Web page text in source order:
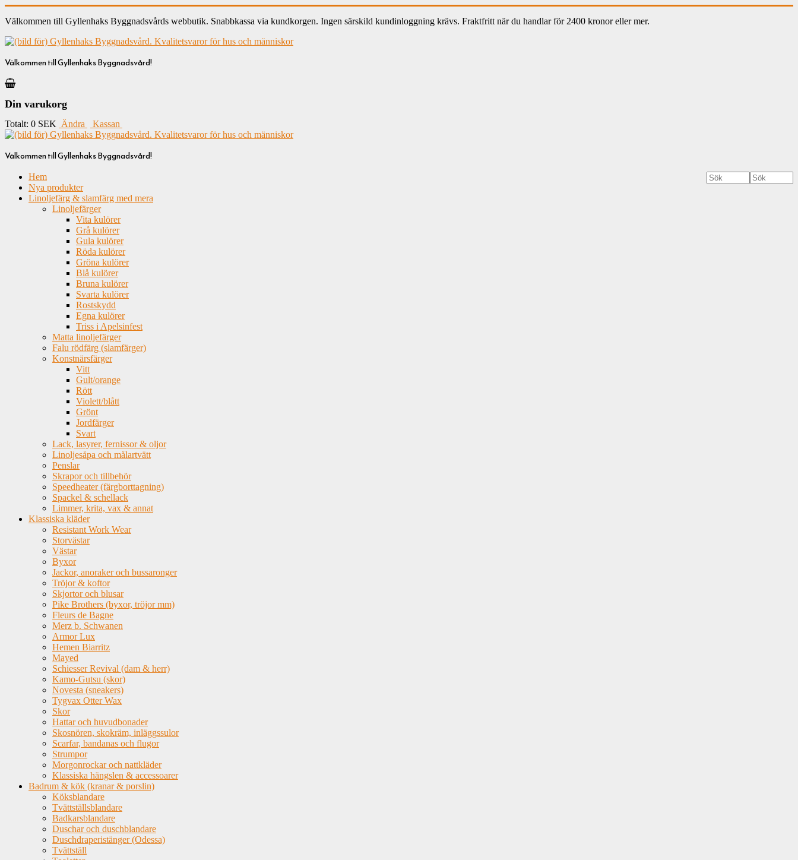
Välkommen till Gyllenhaks Byggnadsvårds webbutik. Snabbkassa via kundkorgen. Ingen särskild kundinloggning krävs. Fraktfritt när du handlar för 2400 kronor eller mer.
Välkommen till Gyllenhaks Byggnadsvård!
Din varukorg
Totalt: 0 SEK Ändra Kassan
Välkommen till Gyllenhaks Byggnadsvård!
Hem
Nya produkter
Linoljefärg & slamfärg med mera
Linoljefärger
Vita kulörer
Grå kulörer
Gula kulörer
Röda kulörer
Gröna kulörer
Blå kulörer
Bruna kulörer
Svarta kulörer
Rostskydd
Egna kulörer
Triss i Apelsinfest
Matta linoljefärger
Falu rödfärg (slamfärger)
Konstnärsfärger
Vitt
Gult/orange
Rött
Violett/blått
Grönt
Jordfärger
Svart
Lack, lasyrer, fernissor & oljor
Linoljesåpa och målartvätt
Penslar
Skrapor och tillbehör
Speedheater (färgborttagning)
Spackel & schellack
Limmer, krita, vax & annat
Klassiska kläder
Resistant Work Wear
Storvästar
Västar
Byxor
Jackor, anoraker och bussaronger
Tröjor & koftor
Skjortor och blusar
Pike Brothers (byxor, tröjor mm)
Fleurs de Bagne
Merz b. Schwanen
Armor Lux
Hemen Biarritz
Mayed
Schiesser Revival (dam & herr)
Kamo-Gutsu (skor)
Novesta (sneakers)
Tygvax Otter Wax
Skor
Hattar och huvudbonader
Skosnören, skokräm, inläggssulor
Scarfar, bandanas och flugor
Strumpor
Morgonrockar och nattkläder
Klassiska hängslen & accessoarer
Badrum & kök (kranar & porslin)
Köksblandare
Tvättställsblandare
Badkarsblandare
Duschar och duschblandare
Duschdraperistänger (Odessa)
Tvättställ